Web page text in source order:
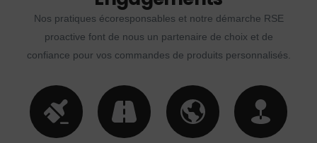
Nos pratiques écoresponsables et notre démarche RSE
proactive font de nous un partenaire de choix et de
confiance pour vos commandes de produits personnalisés.